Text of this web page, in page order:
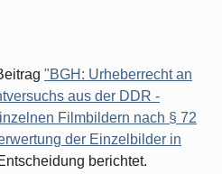
"BGH: Urheberrecht an
aus der DDR -
Filmbildern nach § 72
der Einzelbilder in
berichtet.